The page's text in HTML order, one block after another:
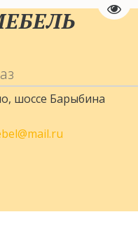
БЕЛЬ
, шоссе Барыбина